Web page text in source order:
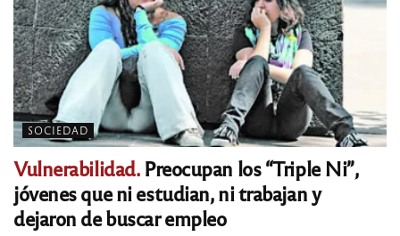
SOCIEDAD
Vulnerabilidad.Preocupan los “Triple Ni”,
jóvenes que ni estudian, ni trabajan y
dejaron de buscar empleo